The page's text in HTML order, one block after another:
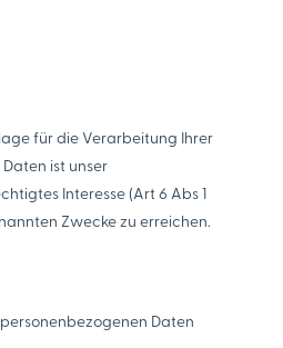
für die Verarbeitung Ihrer
ist unser
Interesse (Art 6 Abs 1
Zwecke zu erreichen.
Daten